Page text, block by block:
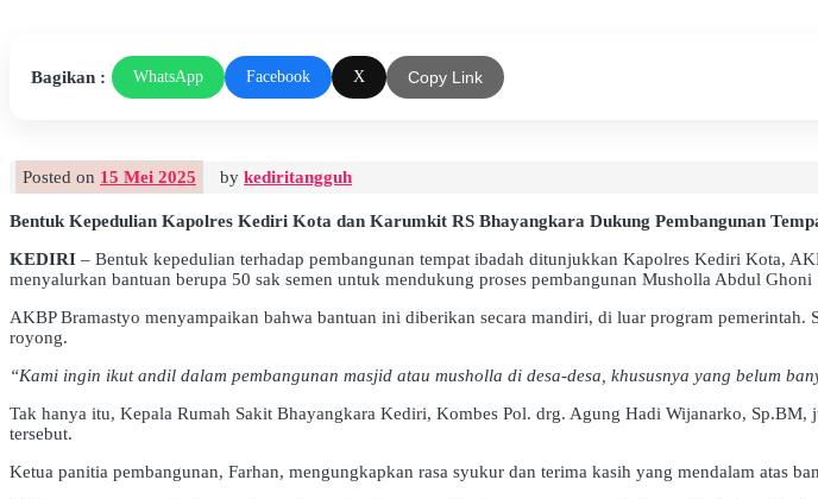
Bagikan : WhatsApp Facebook X Copy Link
Posted on 15 Mei 2025 by kediritangguh
Bentuk Kepedulian Kapolres Kediri Kota dan Karumkit RS Bhayangkara Dukung Pembangunan
KEDIRI – Bentuk kepedulian terhadap pembangunan tempat ibadah ditunjukkan Kapolres Kediri Kota,
menyalurkan bantuan berupa 50 sak semen untuk mendukung proses pembangunan Musholla Abdul
AKBP Bramastyo menyampaikan bahwa bantuan ini diberikan secara mandiri, di luar program
royong.
“Kami ingin ikut andil dalam pembangunan masjid atau musholla di desa-desa, khususnya yang belum
Tak hanya itu, Kepala Rumah Sakit Bhayangkara Kediri, Kombes Pol. drg. Agung Hadi Wijanarko,
tersebut.
Ketua panitia pembangunan, Farhan, mengungkapkan rasa syukur dan terima kasih yang mendalam atas